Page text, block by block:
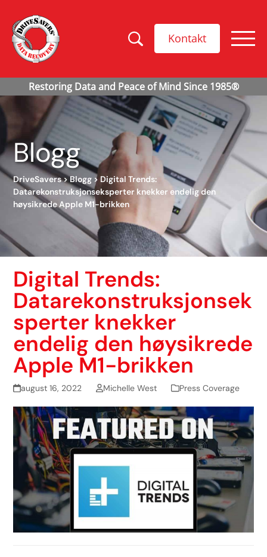
Kontakt
Blogg
DriveSavers>Blogg > Digital Trends:
Datarekonstruksjonseksperter knekker endelig den
høysikrede Apple M1-brikken
Digital Trends:
Datarekonstruksjonsek
sperter knekker
endelig den høysikrede
Apple M1-brikken
august 16, 2022 Michelle West Press Coverage